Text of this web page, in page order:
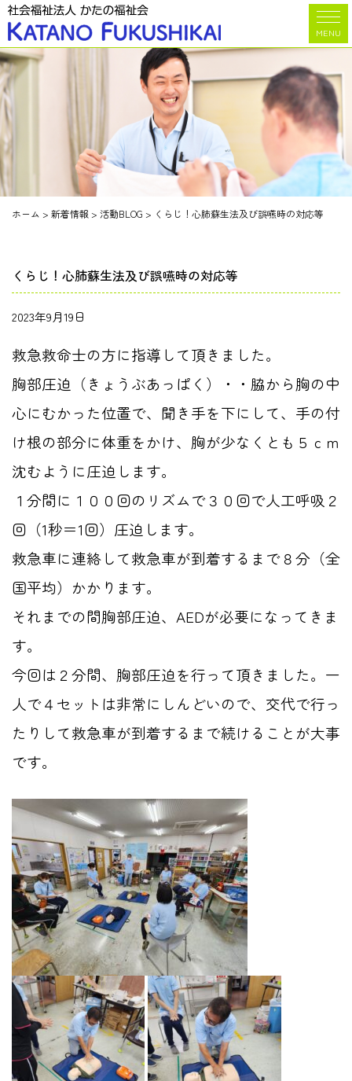
MENU
ホーム > 新着情報 > 活動BLOG > くらじ！心肺蘇生法及び誤嚥時の対応等
くらじ！心肺蘇生法及び誤嚥時の対応等
2023年9月19日
救急救命士の方に指導して頂きました。
胸部圧迫（きょうぶあっぱく）・・脇から胸の中
心にむかった位置で、聞き手を下にして、手の付
け根の部分に体重をかけ、胸が少なくとも５ｃｍ
沈むように圧迫します。
１分間に１００回のリズムで３０回で人工呼吸２
回（1秒＝1回）圧迫します。
救急車に連絡して救急車が到着するまで８分（全
国平均）かかります。
それまでの間胸部圧迫、AEDが必要になってきま
す。
今回は２分間、胸部圧迫を行って頂きました。一
人で４セットは非常にしんどいので、交代で行っ
たりして救急車が到着するまで続けることが大事
です。